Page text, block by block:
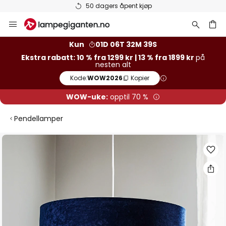
Varer på lager sendes raskt
Hopp
til
Kun
01D 06T 32M 38S
Ekstra rabatt: 10 % fra 1299 kr | 13 % fra 1899 kr på
nesten alt
Kode:WOW2026 Kopier
WOW-uke: opptil 70 %
Pendellamper
Gå